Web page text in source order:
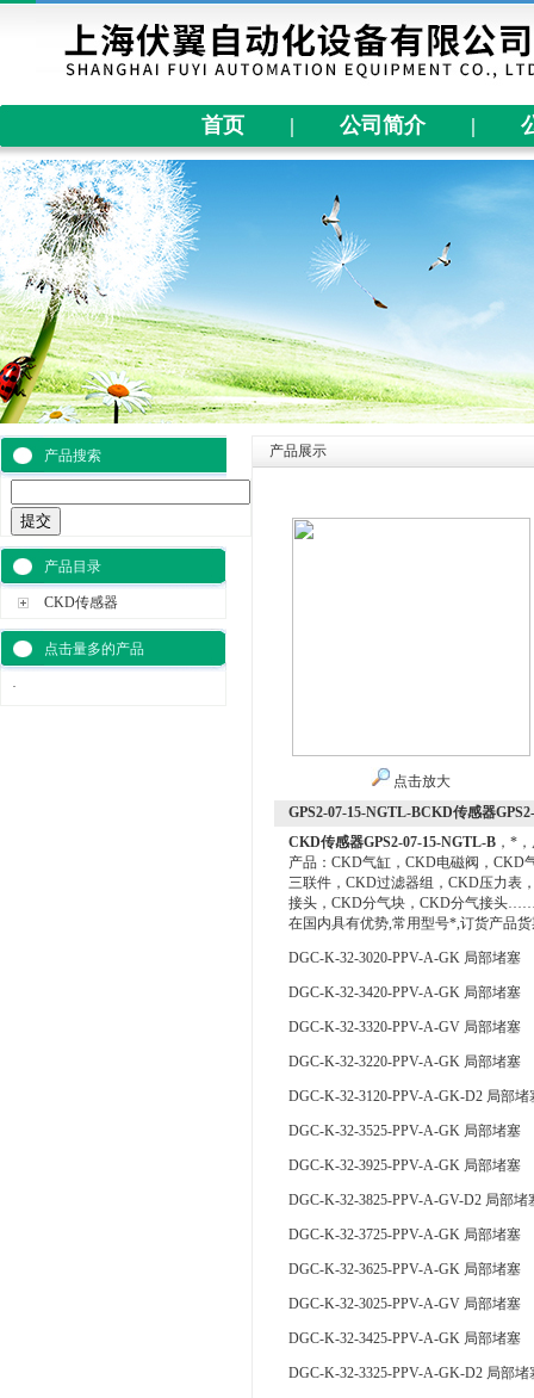
首页 | 公司简介 |
产品搜索
产品目录
CKD传感器
点击量多的产品
·
产品展示
点击放大
GPS2-07-15-NGTL-BCKD传感器
CKD传感器GPS2-07-15-NGTL-B ，*
产品：CKD气缸，CKD电磁阀，CKD
三联件，CKD过滤器组，CKD压力表
接头，CKD分气块，CKD分气接头
在国内具有优势,常用型号*,订货产品
DGC-K-32-3020-PPV-A-GK 局部堵塞
DGC-K-32-3420-PPV-A-GK 局部堵塞
DGC-K-32-3320-PPV-A-GV 局部堵塞
DGC-K-32-3220-PPV-A-GK 局部堵塞
DGC-K-32-3120-PPV-A-GK-D2 局部堵
DGC-K-32-3525-PPV-A-GK 局部堵塞
DGC-K-32-3925-PPV-A-GK 局部堵塞
DGC-K-32-3825-PPV-A-GV-D2 局部堵
DGC-K-32-3725-PPV-A-GK 局部堵塞
DGC-K-32-3625-PPV-A-GK 局部堵塞
DGC-K-32-3025-PPV-A-GV 局部堵塞
DGC-K-32-3425-PPV-A-GK 局部堵塞
DGC-K-32-3325-PPV-A-GK-D2 局部堵